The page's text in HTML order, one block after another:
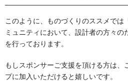
このように、ものづくりのススメでは
ミュニティにおいて、設計者の方々
を行っております。
もしスポンサーご支援を頂ける方は、
プに加入いただけると嬉しいです。